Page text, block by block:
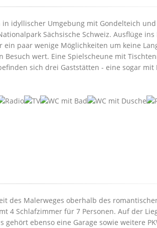
idyllischer Umgebung mit Gondelteich
Sächsische Schweiz. Ausflüge
paar wenige Möglichkeiten um keine
Besuch wert. Eine Spielscheune mit
sich drei Gaststätten - eine sogar mit
des Malerweges oberhalb des
4 Schlafzimmer für 7 Personen. Auf der
ebenso eine Garage sowie weitere